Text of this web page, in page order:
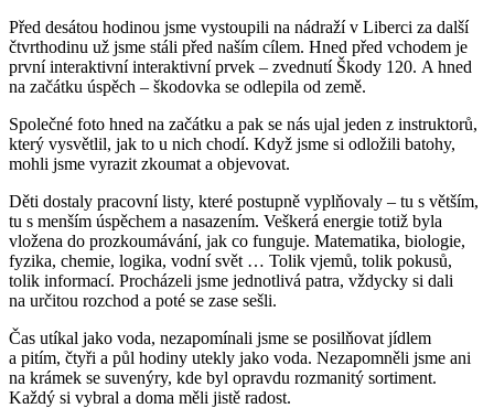
Před desátou hodinou jsme vystoupili na nádraží v Liberci za další
čtvrthodinu už jsme stáli před naším cílem. Hned před vchodem je
první interaktivní interaktivní prvek – zvednutí Škody 120. A hned
na začátku úspěch – škodovka se odlepila od země.
Společné foto hned na začátku a pak se nás ujal jeden z instruktorů,
který vysvětlil, jak to u nich chodí. Když jsme si odložili batohy,
mohli jsme vyrazit zkoumat a objevovat.
Děti dostaly pracovní listy, které postupně vyplňovaly – tu s větším,
tu s menším úspěchem a nasazením. Veškerá energie totiž byla
vložena do prozkoumávání, jak co funguje. Matematika, biologie,
fyzika, chemie, logika, vodní svět … Tolik vjemů, tolik pokusů,
tolik informací. Procházeli jsme jednotlivá patra, vždycky si dali
na určitou rozchod a poté se zase sešli.
Čas utíkal jako voda, nezapomínali jsme se posilňovat jídlem
a pitím, čtyři a půl hodiny utekly jako voda. Nezapomněli jsme ani
na krámek se suvenýry, kde byl opravdu rozmanitý sortiment.
Každý si vybral a doma měli jistě radost.